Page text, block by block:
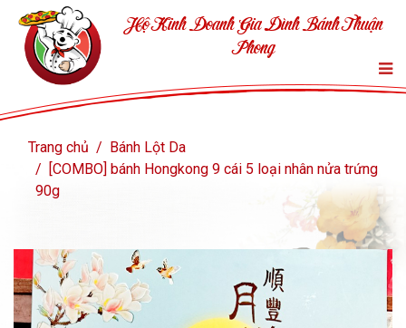
Hộ Kinh Doanh Gia Đình Bánh Thuận
Phong
Trang chủ
Bánh Lột Da
[COMBO] bánh Hongkong 9 cái 5 loại nhân nửa trứng
90g